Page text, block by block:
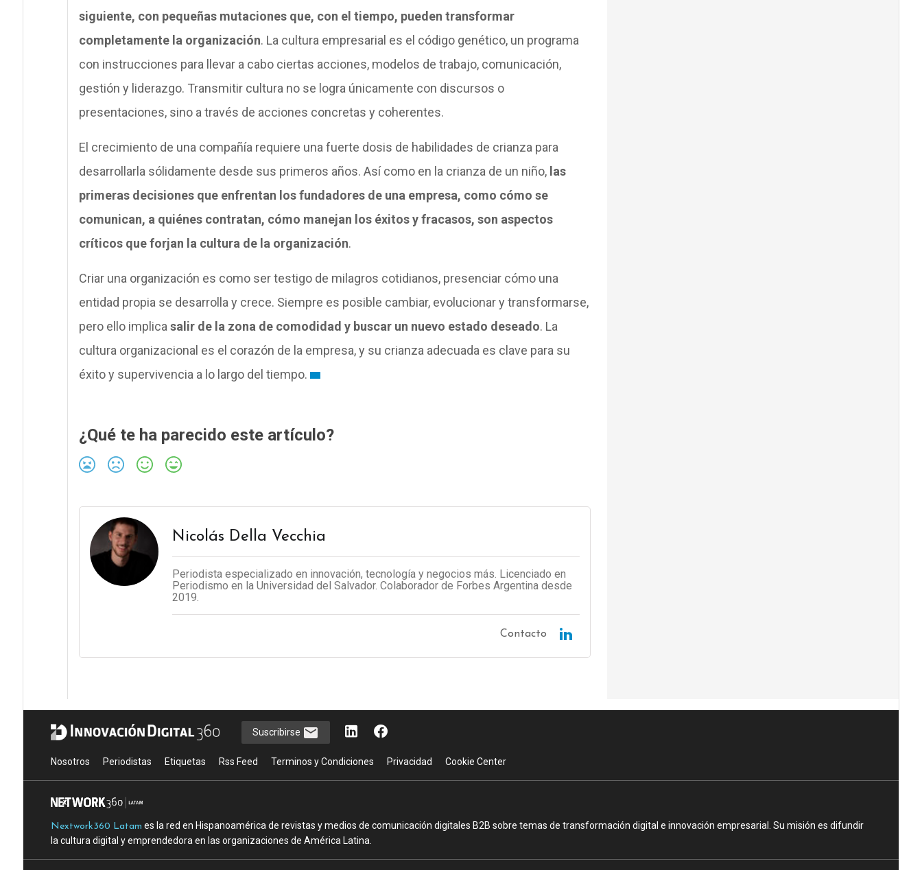
siguiente, con pequeñas mutaciones que, con el tiempo, pueden transformar
completamente la organización. La cultura empresarial es el código genético, un programa
con instrucciones para llevar a cabo ciertas acciones, modelos de trabajo, comunicación,
gestión y liderazgo. Transmitir cultura no se logra únicamente con discursos o
presentaciones, sino a través de acciones concretas y coherentes.
El crecimiento de una compañía requiere una fuerte dosis de habilidades de crianza para
desarrollarla sólidamente desde sus primeros años. Así como en la crianza de un niño, las
primeras decisiones que enfrentan los fundadores de una empresa, como cómo se
comunican, a quiénes contratan, cómo manejan los éxitos y fracasos, son aspectos
críticos que forjan la cultura de la organización.
Criar una organización es como ser testigo de milagros cotidianos, presenciar cómo una
entidad propia se desarrolla y crece. Siempre es posible cambiar, evolucionar y transformarse,
pero ello implica salir de la zona de comodidad y buscar un nuevo estado deseado. La
cultura organizacional es el corazón de la empresa, y su crianza adecuada es clave para su
éxito y supervivencia a lo largo del tiempo.
¿Qué te ha parecido este artículo?
Nicolás Della Vecchia
Periodista especializado en innovación, tecnología y negocios más. Licenciado en
Periodismo en la Universidad del Salvador. Colaborador de Forbes Argentina desde
2019.
Contacto
Suscribirse
Nosotros Periodistas Etiquetas Rss Feed Terminos y Condiciones Privacidad Cookie Center
Nextwork360 Latam es la red en Hispanoamérica de revistas y medios de comunicación digitales B2B sobre temas de transformación digital e innovación empresarial. Su misión es difundir
la cultura digital y emprendedora en las organizaciones de América Latina.